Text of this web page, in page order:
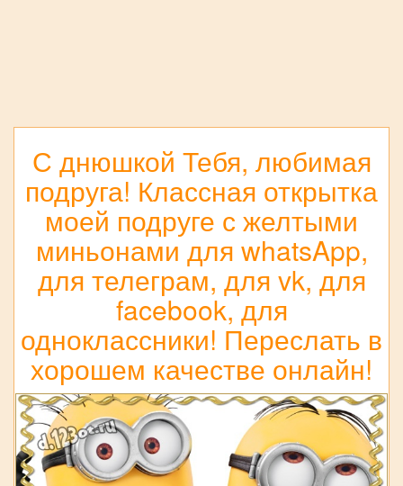
С днюшкой Тебя, любимая
подруга! Классная открытка
моей подруге с желтыми
миньонами для whatsApp,
для телеграм, для vk, для
facebook, для
одноклассники! Переслать в
хорошем качестве онлайн!